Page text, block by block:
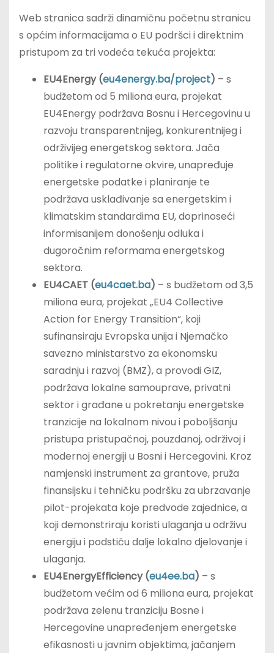
Web stranica sadrži dinamičnu početnu stranicu
s općim informacijama o EU podršci i direktnim
pristupom za tri vodeća tekuća projekta:
EU4Energy (eu4energy.ba/project) – s
budžetom od 5 miliona eura, projekat
EU4Energy podržava Bosnu i Hercegovinu u
razvoju transparentnijeg, konkurentnijeg i
održivijeg energetskog sektora. Jača
politike i regulatorne okvire, unapređuje
energetske podatke i planiranje te
podržava usklađivanje sa energetskim i
klimatskim standardima EU, doprinoseći
informisanijem donošenju odluka i
dugoročnim reformama energetskog
sektora.
EU4CAET (eu4caet.ba) – s budžetom od 3,5
miliona eura, projekat „EU4 Collective
Action for Energy Transition“, koji
sufinansiraju Evropska unija i Njemačko
savezno ministarstvo za ekonomsku
saradnju i razvoj (BMZ), a provodi GIZ,
podržava lokalne samouprave, privatni
sektor i građane u pokretanju energetske
tranzicije na lokalnom nivou i poboljšanju
pristupa pristupačnoj, pouzdanoj, održivoj i
modernoj energiji u Bosni i Hercegovini. Kroz
namjenski instrument za grantove, pruža
finansijsku i tehničku podršku za ubrzavanje
pilot-projekata koje predvode zajednice, a
koji demonstriraju koristi ulaganja u održivu
energiju i podstiču dalje lokalno djelovanje i
ulaganja.
EU4EnergyEfficiency (eu4ee.ba) – s
budžetom većim od 6 miliona eura, projekat
podržava zelenu tranziciju Bosne i
Hercegovine unapređenjem energetske
efikasnosti u javnim objektima, jačanjem